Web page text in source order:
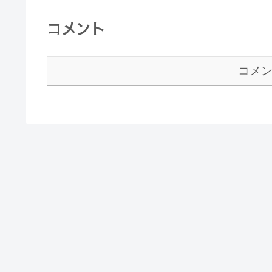
コメント
コメ